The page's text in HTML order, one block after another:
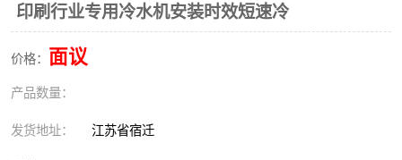
印刷行业专用冷水机安装时效短速冷
价格： 面议
产品数量：
发货地址： 江苏省宿迁